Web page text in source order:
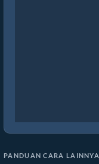
PANDUAN CARA LAINNYA